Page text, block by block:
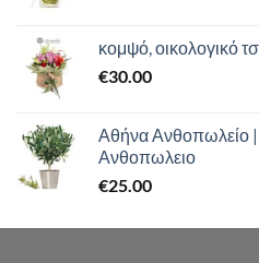
κομψό, οικολογικό
€30.00
Αθήνα Ανθοπωλείο
Ανθοπωλειο
€25.00